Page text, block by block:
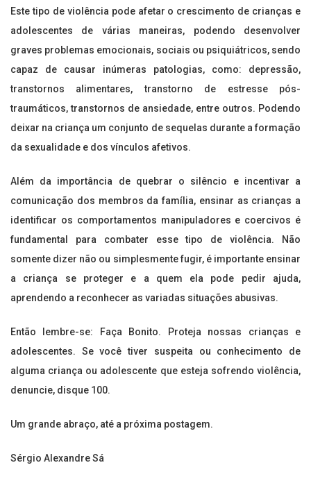
Este tipo de violência pode afetar o crescimento de crianças e
adolescentes de várias maneiras, podendo desenvolver
graves problemas emocionais, sociais ou psiquiátricos, sendo
capaz de causar inúmeras patologias, como: depressão,
transtornos alimentares, transtorno de estresse pós-
traumáticos, transtornos de ansiedade, entre outros. Podendo
deixar na criança um conjunto de sequelas durante a formação
da sexualidade e dos vínculos afetivos.
Além da importância de quebrar o silêncio e incentivar a
comunicação dos membros da família, ensinar as crianças a
identificar os comportamentos manipuladores e coercivos é
fundamental para combater esse tipo de violência. Não
somente dizer não ou simplesmente fugir, é importante ensinar
a criança se proteger e a quem ela pode pedir ajuda,
aprendendo a reconhecer as variadas situações abusivas.
Então lembre-se: Faça Bonito. Proteja nossas crianças e
adolescentes. Se você tiver suspeita ou conhecimento de
alguma criança ou adolescente que esteja sofrendo violência,
denuncie, disque 100.
Um grande abraço, até a próxima postagem.
Sérgio Alexandre Sá